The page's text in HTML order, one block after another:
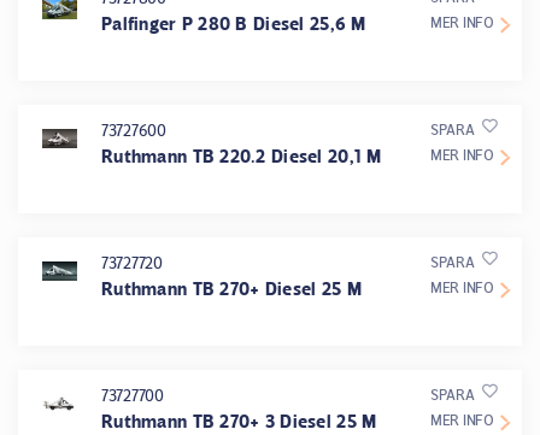
Palfinger P 280 B Diesel 25,6 M
MER INFO
73727600
Ruthmann TB 220.2 Diesel 20,1 M
SPARA
MER INFO
73727720
Ruthmann TB 270+ Diesel 25 M
SPARA
MER INFO
73727700
Ruthmann TB 270+ 3 Diesel 25 M
SPARA
MER INFO